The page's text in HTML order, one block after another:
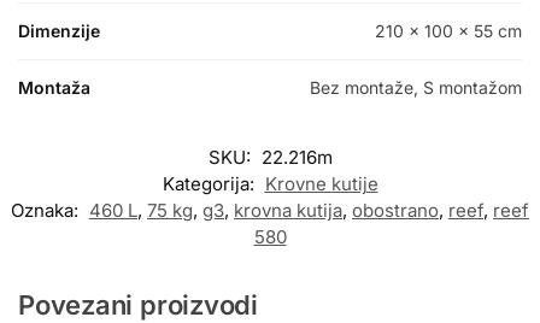
Dimenzije 210 × 100 × 55 cm
Montaža Bez montaže, S montažom
SKU: 22.216m
Kategorija: Krovne kutije
Oznaka: 460 L, 75 kg, g3, krovna kutija, obostrano, reef, reef
580
Povezani proizvodi